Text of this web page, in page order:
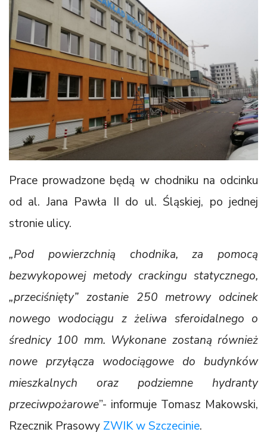
Prace prowadzone będą w chodniku na odcinku
od al. Jana Pawła II do ul. Śląskiej, po jednej
stronie ulicy.
„Pod powierzchnią chodnika, za pomocą
bezwykopowej metody crackingu statycznego,
„przeciśnięty” zostanie 250 metrowy odcinek
nowego wodociągu z żeliwa sferoidalnego o
średnicy 100 mm. Wykonane zostaną również
nowe przyłącza wodociągowe do budynków
mieszkalnych oraz podziemne hydranty
przeciwpożarowe”- informuje Tomasz Makowski,
Rzecznik Prasowy ZWIK w Szczecinie.